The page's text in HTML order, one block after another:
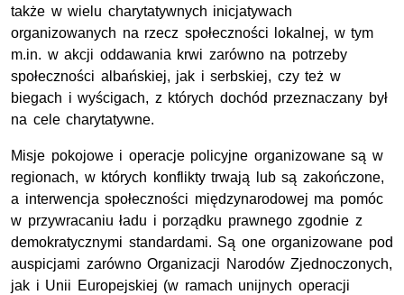
także w wielu charytatywnych inicjatywach
organizowanych na rzecz społeczności lokalnej, w tym
m.in. w akcji oddawania krwi zarówno na potrzeby
społeczności albańskiej, jak i serbskiej, czy też w
biegach i wyścigach, z których dochód przeznaczany był
na cele charytatywne.
Misje pokojowe i operacje policyjne organizowane są w
regionach, w których konflikty trwają lub są zakończone,
a interwencja społeczności międzynarodowej ma pomóc
w przywracaniu ładu i porządku prawnego zgodnie z
demokratycznymi standardami. Są one organizowane pod
auspicjami zarówno Organizacji Narodów Zjednoczonych,
jak i Unii Europejskiej (w ramach unijnych operacji